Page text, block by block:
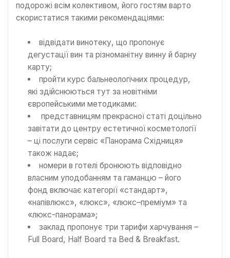
подорожі всім колективом, його гостям варто
скористатися такими рекомендаціями:
відвідати винотеку, що пропонує
дегустації вин та різноманітну винну й барну
карту;
пройти курс бальнеологічних процедур,
які здійснюються тут за новітніми
європейськими методиками:
представницям прекрасної статі доцільно
завітати до центру естетичної косметології
– ці послуги сервіс «Панорама Східниця»
також надає;
номери в готелі бронюють відповідно
власним уподобанням та гаманцю – його
фонд включає категорії «стандарт»,
«напівлюкс», «люкс», «люкс–преміум» та
«люкс-панорама»;
заклад пропонує три тарифи харчування –
Full Board, Half Board та Bed & Breakfast.